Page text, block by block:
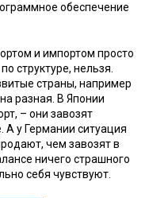
обеспечение
и импортом просто
структуре, нельзя.
страны, например
разная. В Японии
– они завозят
у Германии ситуация
чем завозят в
ничего страшного
себя чувствуют.